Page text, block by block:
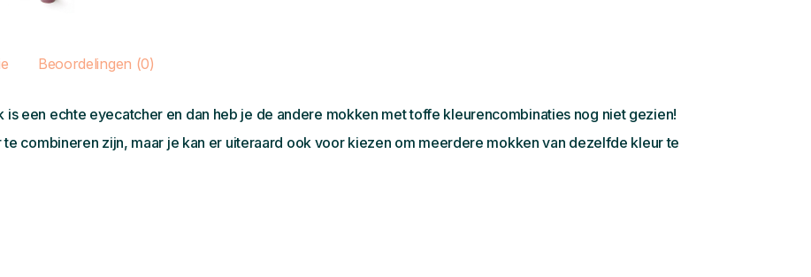
Beoordelingen (0)
een echte eyecatcher en dan heb je de andere mokken met toffe kleurencombinaties nog niet gezien!
combineren zijn, maar je kan er uiteraard ook voor kiezen om meerdere mokken van dezelfde kleur te